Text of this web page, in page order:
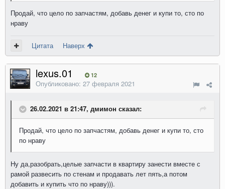
Продай, что цело по запчастям, добавь денег и купи то, сто по
нраву
Цитата Наверх
lexus.01 12
Опубликовано: 27 февраля 2021
26.02.2021 в 21:47, дмимон сказал:
Продай, что цело по запчастям, добавь денег и купи то, сто
по нраву
Ну да,разобрать,целые запчасти в квартиру занести вместе с
рамой развесить по стенам и продавать лет пять,а потом
добавить и купить что по нраву))).